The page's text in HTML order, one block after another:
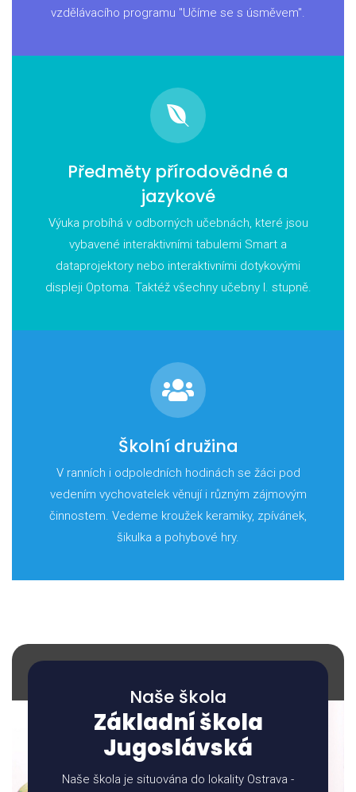
vzdělávacího programu "Učíme se s úsměvem".
Předměty přírodovědné a
jazykové
Výuka probíhá v odborných učebnách, které jsou
vybavené interaktivními tabulemi Smart a
dataprojektory nebo interaktivními dotykovými
displeji Optoma. Taktéž všechny učebny I. stupně.
Školní družina
V ranních i odpoledních hodinách se žáci pod
vedením vychovatelek věnují i různým zájmovým
činnostem. Vedeme kroužek keramiky, zpívánek,
šikulka a pohybové hry.
Naše škola
Základní škola
Jugoslávská
Naše škola je situována do lokality Ostrava -